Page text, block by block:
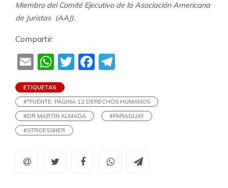
Miembro del Comité Ejecutivo de la Asociación Americana
de Juristas (AAJ).
Compartir:
EmailWhatsApp
TwitterFacebook
ETIQUETAS
#*FUENTE: PÁGINA 12 DERECHOS HUMANOS
#DR MARTIN ALMADA
#PARAGUAY
#STROESSNER